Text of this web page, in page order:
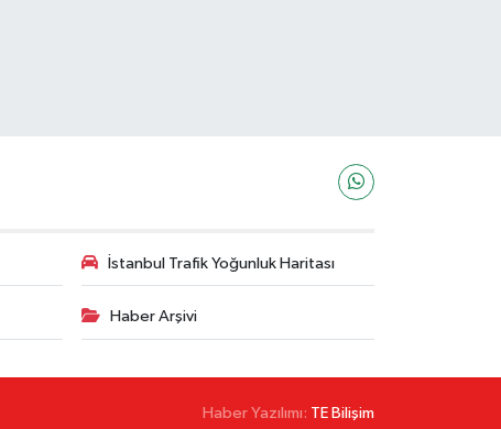
İstanbul Trafik Yoğunluk Haritası
Haber Arşivi
Haber Yazılımı: TE Bilişim